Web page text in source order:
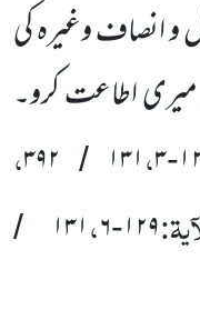
و انصاف وغیرہ کی
اطاعت کرو۔
- ۱۳۱،۳ / ۳۹۲،
۱۲۹- ۱۳۱،۶ /